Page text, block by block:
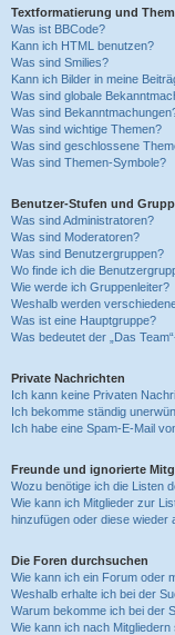
Textformatierung und
Was ist BBCode?
Kann ich HTML benutzen?
Was sind Smilies?
Kann ich Bilder in meine
Was sind globale
Was sind
Was sind wichtige Themen?
Was sind geschlossene
Was sind Themen-Symbole?
Benutzer-Stufen und
Was sind Administratoren?
Was sind Moderatoren?
Was sind Benutzergruppen?
Wo finde ich die
Wie werde ich Gruppenleiter?
Weshalb werden
Was ist eine Hauptgruppe?
Was bedeutet der „Das
Private Nachrichten
Ich kann keine Privaten
Ich bekomme ständig
Ich habe eine Spam-E-Mail
Freunde und ignorierte
Wozu benötige ich die Listen
Wie kann ich Mitglieder zur
hinzufügen oder diese wieder
Die Foren durchsuchen
Wie kann ich ein Forum oder
Weshalb erhalte ich bei der
Warum bekomme ich bei der
Wie kann ich nach Mitgliedern